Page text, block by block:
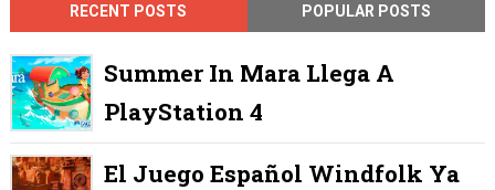
RECENT POSTS POPULAR POSTS
Summer In Mara Llega A
PlayStation 4
El Juego Español Windfolk Ya